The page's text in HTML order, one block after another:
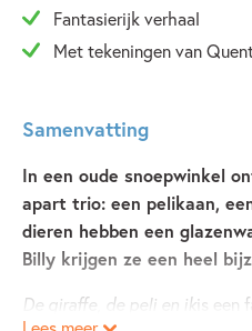
Fantasierijk verhaal
Met tekeningen van
Samenvatting
In een oude snoepwinkel
apart trio: een pelikaan,
dieren hebben een
Billy krijgen ze een heel
De giraffe, de peli en ikis een